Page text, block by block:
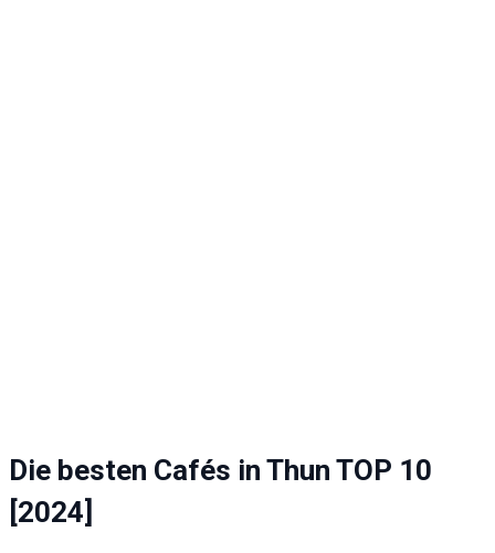
Die besten Cafés in Thun TOP 10
[2024]